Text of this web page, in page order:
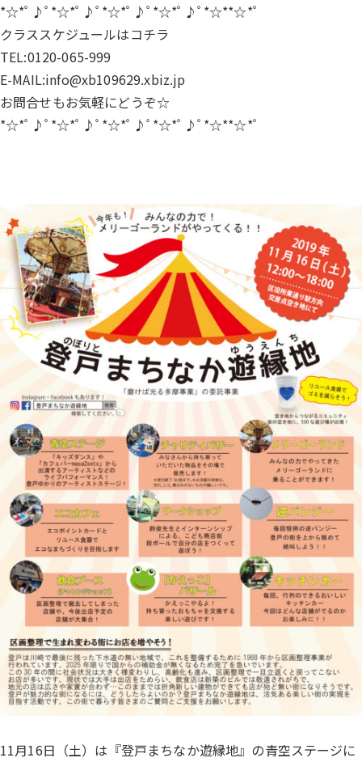
*☆*ﾟ♪ﾟ*☆*ﾟ♪ﾟ*☆*ﾟ♪ﾟ*☆*ﾟ♪ﾟ*☆**☆*ﾟ
クラススケジュールはコチラ
TEL:0120-065-999
E-MAIL:info@xb109629.xbiz.jp
お問合せもお気軽にどうぞ☆
*☆*ﾟ♪ﾟ*☆*ﾟ♪ﾟ*☆*ﾟ♪ﾟ*☆*ﾟ♪ﾟ*☆**☆*ﾟ
11月16日（土）は『登戸まちなか遊縁地』の青空ステージに